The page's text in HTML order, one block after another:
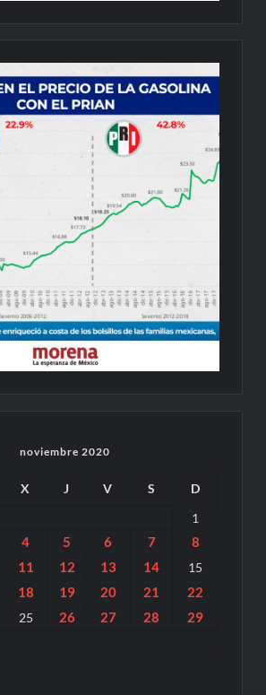
noviembre 2020
X J V S
D
1
4 5 6 7 8
11 12 13 14 15
18 19 20 21
22
25 26 27 28
29